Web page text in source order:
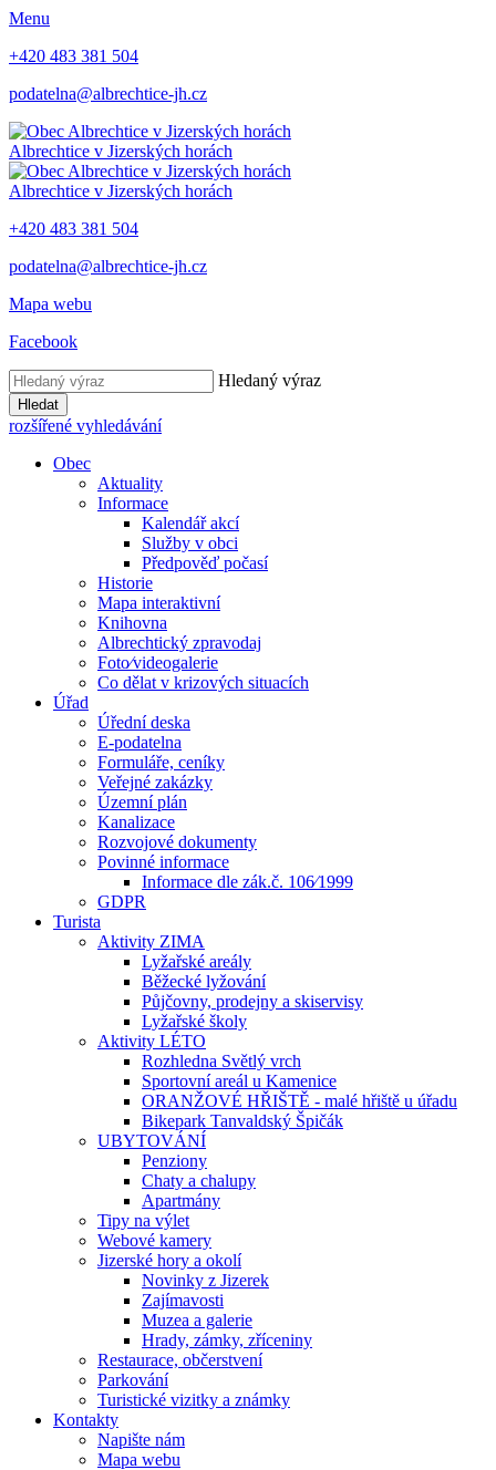
Menu
+420 483 381 504
podatelna@albrechtice-jh.cz
Albrechtice v Jizerských horách
Albrechtice v Jizerských horách
+420 483 381 504
podatelna@albrechtice-jh.cz
Mapa webu
Facebook
Hledaný výraz
Hledat
rozšířené vyhledávání
Obec
Aktuality
Informace
Kalendář akcí
Služby v obci
Předpověď počasí
Historie
Mapa interaktivní
Knihovna
Albrechtický zpravodaj
Foto⁄videogalerie
Co dělat v krizových situacích
Úřad
Úřední deska
E-podatelna
Formuláře, ceníky
Veřejné zakázky
Územní plán
Kanalizace
Rozvojové dokumenty
Povinné informace
Informace dle zák.č. 106⁄1999
GDPR
Turista
Aktivity ZIMA
Lyžařské areály
Běžecké lyžování
Půjčovny, prodejny a skiservisy
Lyžařské školy
Aktivity LÉTO
Rozhledna Světlý vrch
Sportovní areál u Kamenice
ORANŽOVÉ HŘIŠTĚ - malé hřiště u úřadu
Bikepark Tanvaldský Špičák
UBYTOVÁNÍ
Penziony
Chaty a chalupy
Apartmány
Tipy na výlet
Webové kamery
Jizerské hory a okolí
Novinky z Jizerek
Zajímavosti
Muzea a galerie
Hrady, zámky, zříceniny
Restaurace, občerstvení
Parkování
Turistické vizitky a známky
Kontakty
Napište nám
Mapa webu